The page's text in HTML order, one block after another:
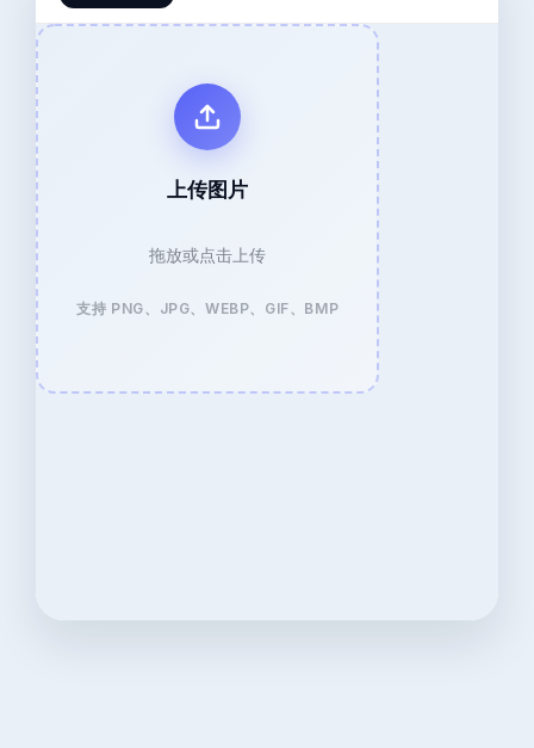
上传图片
拖放或点击上传
支持 PNG、JPG、WEBP、GIF、BMP